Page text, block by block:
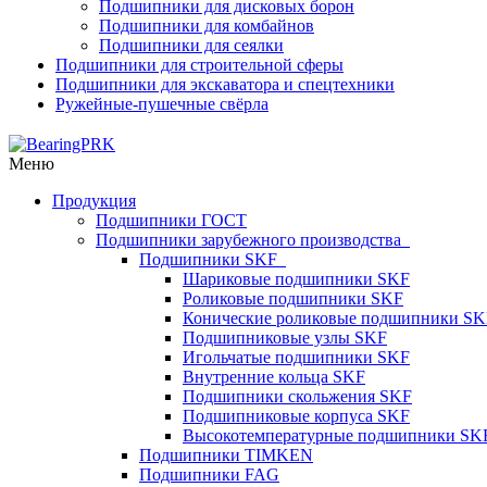
Подшипники для дисковых борон
Подшипники для комбайнов
Подшипники для сеялки
Подшипники для строительной сферы
Подшипники для экскаватора и спецтехники
Ружейные-пушечные свёрла
Меню
Продукция
Подшипники ГОСТ
Подшипники зарубежного производства
Подшипники SKF
Шариковые подшипники SKF
Роликовые подшипники SKF
Конические роликовые подшипники
Подшипниковые узлы SKF
Игольчатые подшипники SKF
Внутренние кольца SKF
Подшипники скольжения SKF
Подшипниковые корпуса SKF
Высокотемпературные подшипники
Подшипники TIMKEN
Подшипники FAG